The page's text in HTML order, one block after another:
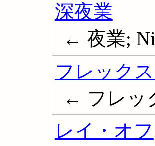
深夜業
← 夜業;
フレック
← フレッ
レイ・オフ